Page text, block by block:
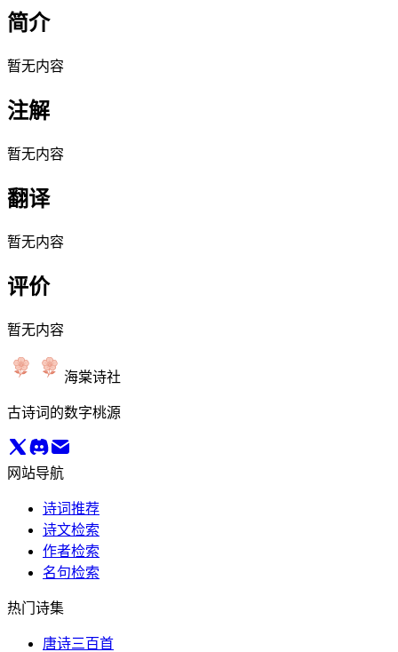
简介
暂无内容
注解
暂无内容
翻译
暂无内容
评价
暂无内容
海棠诗社
古诗词的数字桃源
网站导航
诗词推荐
诗文检索
作者检索
名句检索
热门诗集
唐诗三百首